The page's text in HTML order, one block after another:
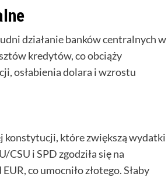
działanie banków centralnych w
kredytów, co obciąży
osłabienia dolara i wzrostu
konstytucji, które zwiększą wydatki
i SPD zgodziła się na
co umocniło złotego. Słaby